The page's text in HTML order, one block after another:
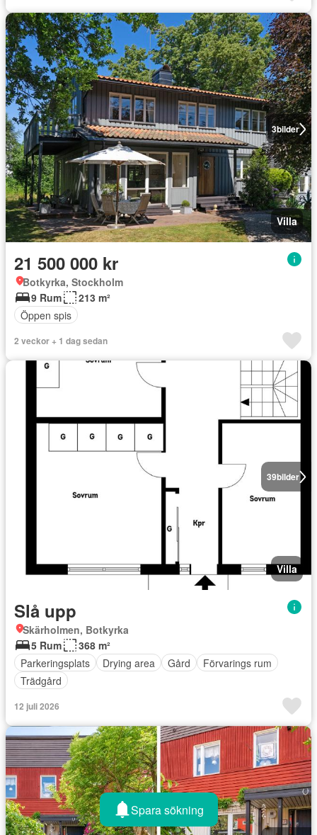
3bilder
Villa
21 500 000 kr
Botkyrka, Stockholm
9 Rum
213 m²
Öppen spis
2 veckor + 1 dag sedan
39bilder
Villa
Slå upp
Skärholmen, Botkyrka
5 Rum
368 m²
Parkeringsplats
Drying area Gård
Förvarings rum
Trädgård
12 juli 2026
Spara sökning